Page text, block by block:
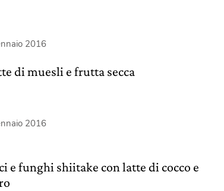
2016
di muesli e frutta secca
2016
e funghi shiitake con latte di cocco e